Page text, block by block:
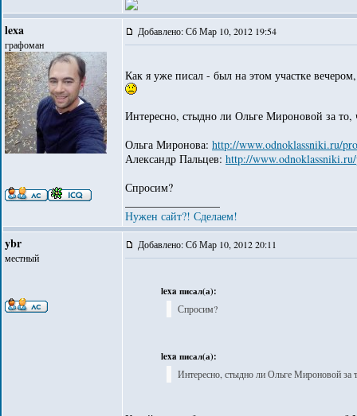
lexa
графоман
Добавлено: Сб Мар 10, 2012 19:54
Как я уже писал - был на этом участке
Интересно, стыдно ли Ольге Мироновой за то,
Ольга Миронова: http://www.odnoklassniki.ru/
Александр Пальцев: http://
Спросим?
Нужен сайт?! Сделаем!
ybr
местный
Добавлено: Сб Мар 10, 2012 20:11
lexa писал(а):
Спросим?
lexa писал(а):
Интересно, стыдно ли Ольге Мироновой за